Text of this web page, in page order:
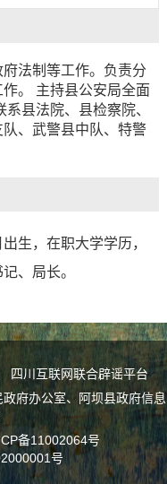
法制等工作。负责分
。 主持县公安局全面
县法院、县检察院、
、武警县中队、特警
生，在职大学学历，
、局长。
四川互联网联合辟谣平台
府办公室、阿坝县政府信息
备11002064号
号